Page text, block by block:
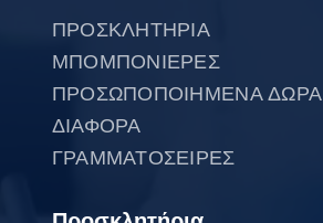
ΠΡΟΣΚΛΗΤΗΡΙΑ
ΜΠΟΜΠΟΝΙΕΡΕΣ
ΠΡΟΣΩΠΟΠΟΙΗΜΕΝΑ ΔΩΡΑ
ΔΙΑΦΟΡΑ
ΓΡΑΜΜΑΤΟΣΕΙΡΕΣ